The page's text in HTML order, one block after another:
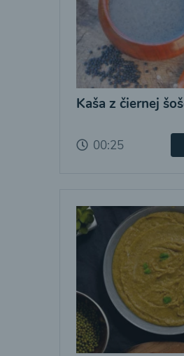
Kaša z čiernej
00:25